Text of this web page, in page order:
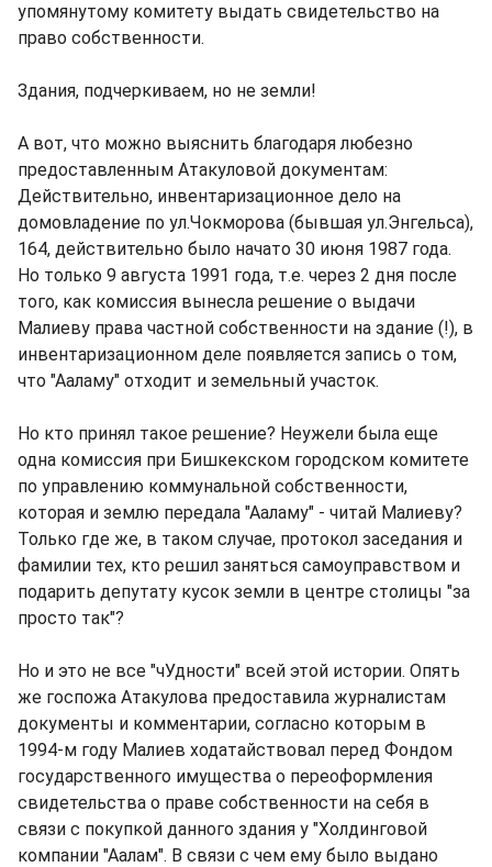
упомянутому комитету выдать свидетельство на
право собственности.
Здания, подчеркиваем, но не земли!
А вот, что можно выяснить благодаря любезно
предоставленным Атакуловой документам:
Действительно, инвентаризационное дело на
домовладение по ул.Чокморова (бывшая ул.Энгельса),
164, действительно было начато 30 июня 1987 года.
Но только 9 августа 1991 года, т.е. через 2 дня после
того, как комиссия вынесла решение о выдачи
Малиеву права частной собственности на здание (!), в
инвентаризационном деле появляется запись о том,
что "Ааламу" отходит и земельный участок.
Но кто принял такое решение? Неужели была еще
одна комиссия при Бишкекском городском комитете
по управлению коммунальной собственности,
которая и землю передала "Ааламу" - читай Малиеву?
Только где же, в таком случае, протокол заседания и
фамилии тех, кто решил заняться самоуправством и
подарить депутату кусок земли в центре столицы "за
просто так"?
Но и это не все "чУдности" всей этой истории. Опять
же госпожа Атакулова предоставила журналистам
документы и комментарии, согласно которым в
1994-м году Малиев ходатайствовал перед Фондом
государственного имущества о переоформления
свидетельства о праве собственности на себя в
связи с покупкой данного здания у "Холдинговой
компании "Аалам". В связи с чем ему было выдано